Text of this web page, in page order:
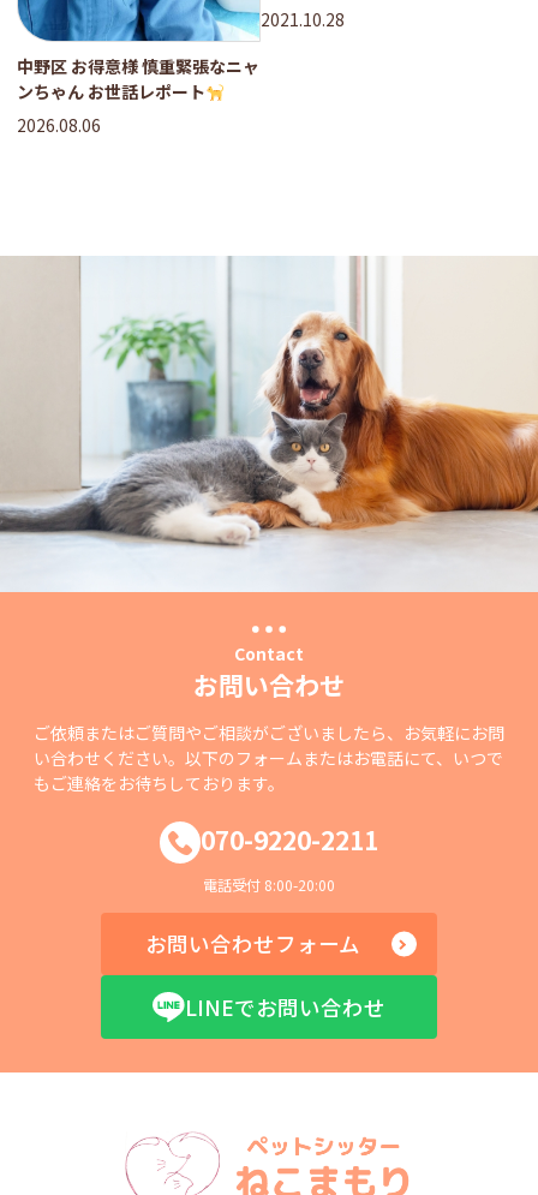
中野区 お得意様 慎重緊張なニャ
ンちゃん お世話レポート
2026.08.06
2021.10.28
Contact
お問い合わせ
ご依頼またはご質問やご相談がございましたら、お気軽にお問
い合わせください。以下のフォームまたはお電話にて、いつで
もご連絡をお待ちしております。
070-9220-2211
電話受付 8:00-20:00
お問い合わせフォーム
LINEでお問い合わせ